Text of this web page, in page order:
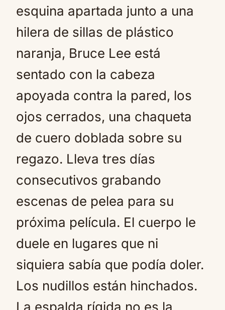
esquina apartada junto a una
hilera de sillas de plástico
naranja, Bruce Lee está
sentado con la cabeza
apoyada contra la pared, los
ojos cerrados, una chaqueta
de cuero doblada sobre su
regazo. Lleva tres días
consecutivos grabando
escenas de pelea para su
próxima película. El cuerpo le
duele en lugares que ni
siquiera sabía que podía doler.
Los nudillos están hinchados.